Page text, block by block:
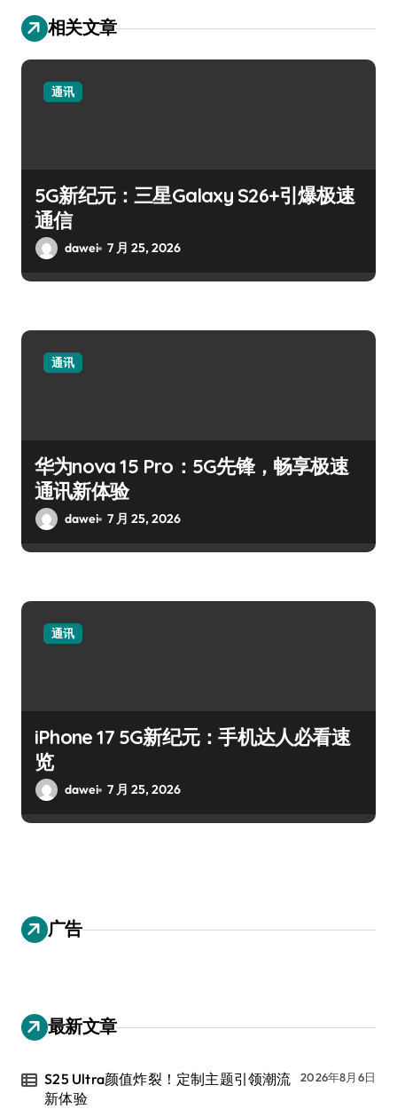
相关文章
通讯
5G新纪元：三星Galaxy S26+引爆极速
通信
dawei 7 月 25, 2026
通讯
华为nova 15 Pro：5G先锋，畅享极速
通讯新体验
dawei 7 月 25, 2026
通讯
iPhone 17 5G新纪元：手机达人必看速
览
dawei 7 月 25, 2026
广告
最新文章
S25 Ultra颜值炸裂！定制主题引领潮流
新体验
2026年8月6日